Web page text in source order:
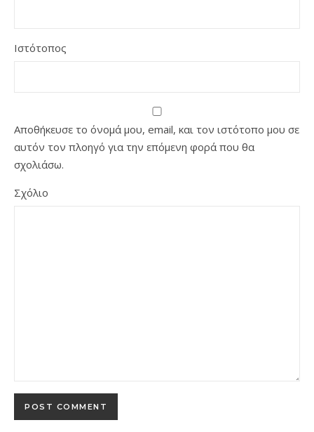
Ιστότοπος
Αποθήκευσε το όνομά μου, email, και τον ιστότοπο μου σε
αυτόν τον πλοηγό για την επόμενη φορά που θα
σχολιάσω.
Σχόλιο